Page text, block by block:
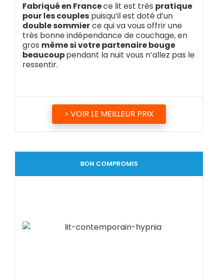
Fabriqué en Francece lit est très pratique
pour les couples puisqu’il est doté d’un
double sommierce qui va vous offrir une
très bonne indépendance de couchage, en
gros même si votre partenaire bouge
beaucouppendant la nuit vous n’allez pas le
ressentir.
> VOIR LE MEILLEUR PRIX
BON COMPROMIS